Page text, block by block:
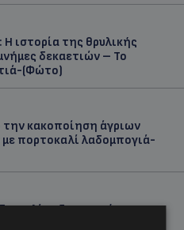
της θρυλικής
δεκαετιών – Το
(Φώτο)
κακοποίηση άγριων
πορτοκαλί λαδομπογιά-
δεν αρκούν» –